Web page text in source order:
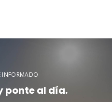
INFORMADO
ponte al día.